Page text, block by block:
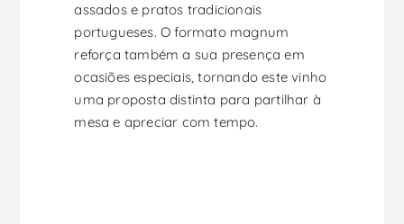
assados e pratos tradicionais
portugueses. O formato magnum
reforça também a sua presença em
ocasiões especiais, tornando este vinho
uma proposta distinta para partilhar à
mesa e apreciar com tempo.